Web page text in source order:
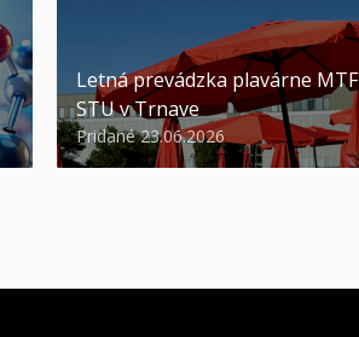
Letná prevádzka plavárne MTF
STU v Trnave
Pridané 23.06.2026